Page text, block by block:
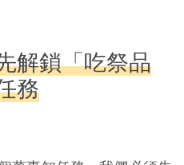
解鎖「吃祭品
務